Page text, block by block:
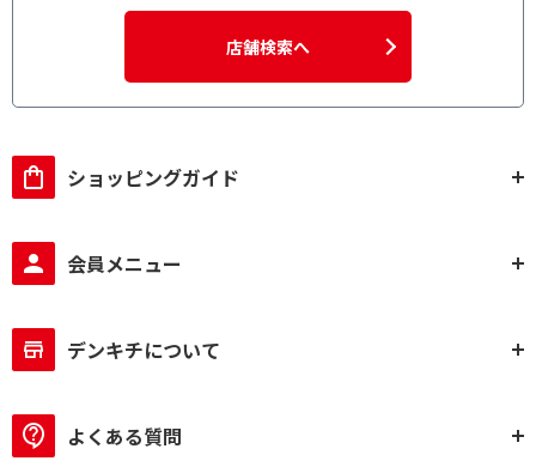
店舗検索へ
ショッピングガイド
会員メニュー
デンキチについて
よくある質問